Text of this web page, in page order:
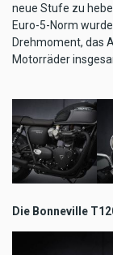
neue Stufe zu
Euro-5-Norm
Drehmoment, das
Motorräder
Die Bonneville